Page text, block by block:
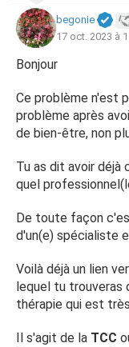
begonie
17 oct. 2023 à
Bonjour
Ce problème n'est
problème après
de bien-être, non
Tu as dit avoir déjà
quel
De toute façon
d'un(e) spécialiste
Voilà déjà un lien
lequel tu trouveras
thérapie qui est
Il s'agit de la TCC